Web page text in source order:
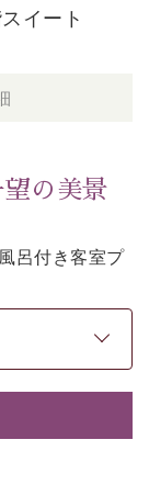
イート
望の美景
呂付き客室プ
ながら、眼下
差がない等の
湖を眺めなが